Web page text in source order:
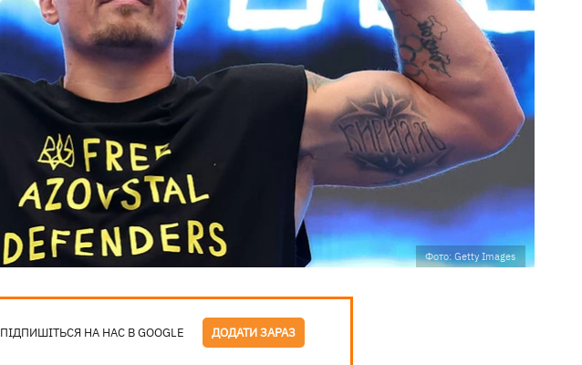
Фото: Getty Images
ПІДПИШІТЬСЯ НА НАС В GOOGLE ДОДАТИ ЗАРАЗ